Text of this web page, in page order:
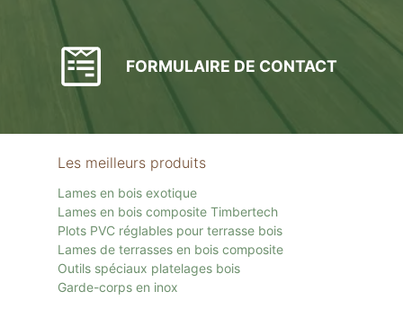
FORMULAIRE DE CONTACT
Les meilleurs produits
Lames en bois exotique
Lames en bois composite Timbertech
Plots PVC réglables pour terrasse bois
Lames de terrasses en bois composite
Outils spéciaux platelages bois
Garde-corps en inox